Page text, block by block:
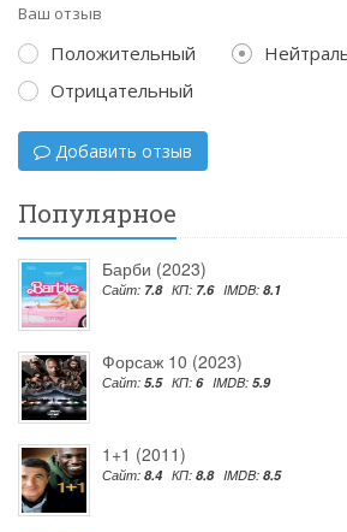
Ваш отзыв
Положительный
Отрицательный
Добавить отзыв
Популярное
Барби (2023)
Сайт: 7.8 КП: 7.6 IMDB: 8.1
Форсаж 10 (2023)
Сайт: 5.5 КП: 6 IMDB: 5.9
1+1 (2011)
Сайт: 8.4 КП: 8.8 IMDB: 8.5